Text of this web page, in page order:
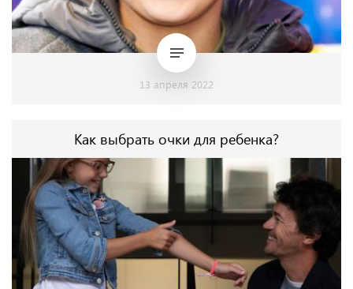
13 апреля 2022
Как выбрать очки для ребенка?